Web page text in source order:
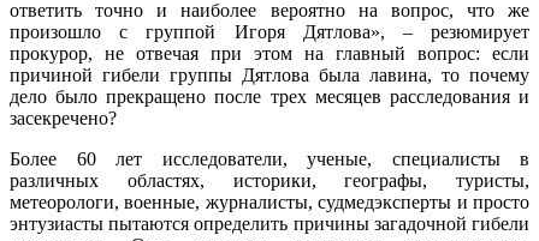
ответить точно и наиболее вероятно на вопрос, что же
произошло с группой Игоря Дятлова», – резюмирует
прокурор, не отвечая при этом на главный вопрос: если
причиной гибели группы Дятлова была лавина, то почему
дело было прекращено после трех месяцев расследования и
засекречено?
Более 60 лет исследователи, ученые, специалисты в
различных областях, историки, географы, туристы,
метеорологи, военные, журналисты, судмедэксперты и просто
энтузиасты пытаются определить причины загадочной гибели